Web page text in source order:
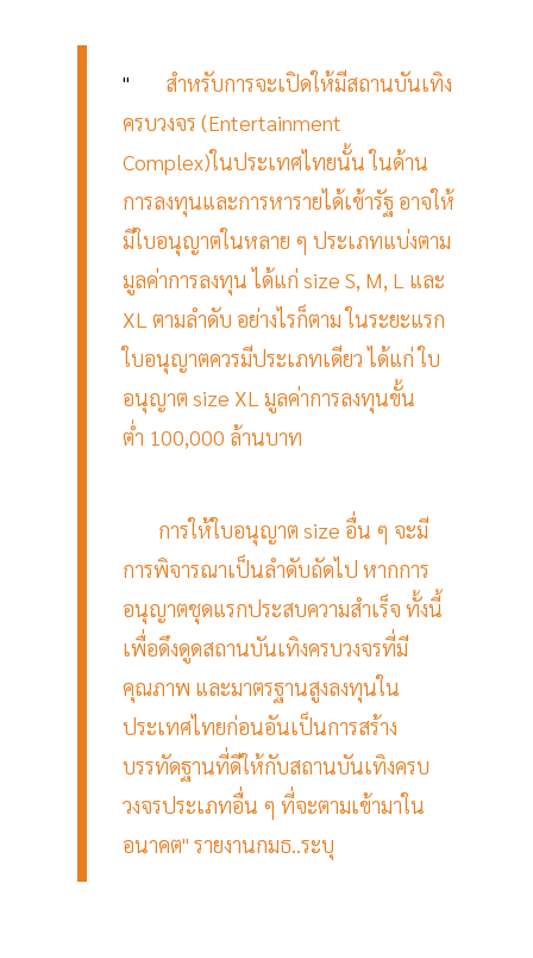
"
สำหรับการจะเปิดให้มีสถานบันเทิง
ครบวงจร (Entertainment
Complex)ในประเทศไทยนั้น ในด้าน
การลงทุนและการหารายได้เข้ารัฐ อาจให้
มีใบอนุญาตในหลาย ๆ ประเภทแบ่งตาม
มูลค่าการลงทุน ได้แก่ size S, M, L และ
XL ตามลำดับ อย่างไรก็ตาม ในระยะแรก
ใบอนุญาตควรมีประเภทเดียว ได้แก่ ใบ
อนุญาต size XL มูลค่าการลงทุนขั้น
ต่ำ 100,000 ล้านบาท
การให้ใบอนุญาต size อื่น ๆ จะมี
การพิจารณาเป็นลำดับถัดไป หากการ
อนุญาตชุดแรกประสบความสำเร็จ ทั้งนี้
เพื่อดึงดูดสถานบันเทิงครบวงจรที่มี
คุณภาพ และมาตรฐานสูงลงทุนใน
ประเทศไทยก่อนอันเป็นการสร้าง
บรรทัดฐานที่ดีให้กับสถานบันเทิงครบ
วงจรประเภทอื่น ๆ ที่จะตามเข้ามาใน
อนาคต" รายงานกมธ..ระบุ